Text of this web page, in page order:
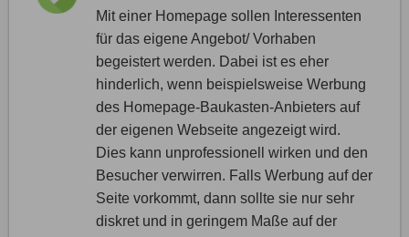
Mit einer Homepage sollen Interessenten
für das eigene Angebot/ Vorhaben
begeistert werden. Dabei ist es eher
hinderlich, wenn beispielsweise Werbung
des Homepage-Baukasten-Anbieters auf
der eigenen Webseite angezeigt wird.
Dies kann unprofessionell wirken und den
Besucher verwirren. Falls Werbung auf der
Seite vorkommt, dann sollte sie nur sehr
diskret und in geringem Maße auf der